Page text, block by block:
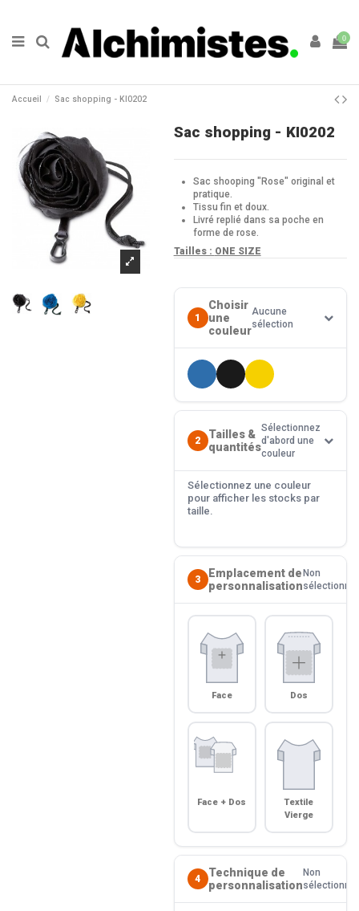
0
Accueil Sac shopping - KI0202
Sac shopping - KI0202
Sac shooping "Rose" original et
pratique.
Tissu fin et doux.
Livré replié dans sa poche en
forme de rose.
Tailles : ONE SIZE
1
Choisir
une
couleur
Aucune
sélection
2
Tailles &
quantités
Sélectionnez
d'abord une
couleur
Sélectionnez une couleur
pour afficher les stocks par
taille.
3
Emplacement de
personnalisation
Non
sélectionné
Face Dos
Face + Dos
Textile
Vierge
4
Technique de
personnalisation
Non
sélectionné